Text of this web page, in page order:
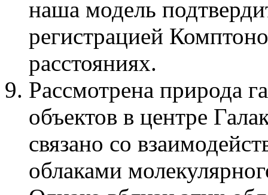
наша модель
регистрацией
расстояниях.
Рассмотрена природа
объектов в центре
связано со
облаками